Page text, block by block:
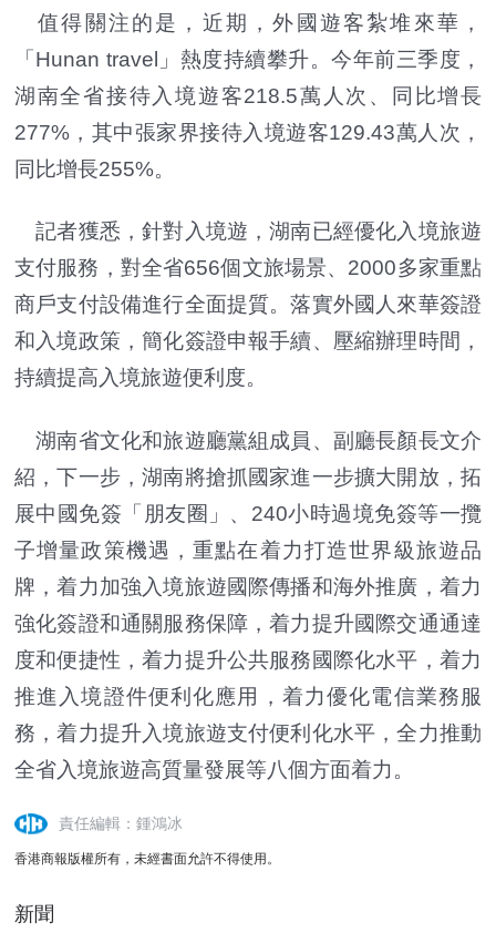
值得關注的是，近期，外國遊客紮堆來華，
「Hunan travel」熱度持續攀升。今年前三季度，
湖南全省接待入境遊客218.5萬人次、同比增長
277%，其中張家界接待入境遊客129.43萬人次，
同比增長255%。
記者獲悉，針對入境遊，湖南已經優化入境旅遊
支付服務，對全省656個文旅場景、2000多家重點
商戶支付設備進行全面提質。落實外國人來華簽證
和入境政策，簡化簽證申報手續、壓縮辦理時間，
持續提高入境旅遊便利度。
湖南省文化和旅遊廳黨組成員、副廳長顏長文介
紹，下一步，湖南將搶抓國家進一步擴大開放，拓
展中國免簽「朋友圈」、240小時過境免簽等一攬
子增量政策機遇，重點在着力打造世界級旅遊品
牌，着力加強入境旅遊國際傳播和海外推廣，着力
強化簽證和通關服務保障，着力提升國際交通通達
度和便捷性，着力提升公共服務國際化水平，着力
推進入境證件便利化應用，着力優化電信業務服
務，着力提升入境旅遊支付便利化水平，全力推動
全省入境旅遊高質量發展等八個方面着力。
責任編輯：鍾鴻冰
香港商報版權所有，未經書面允許不得使用。
新聞